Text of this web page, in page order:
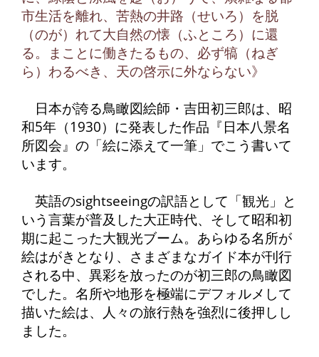
市生活を離れ、苦熱の井路（せいろ）を脱
（のが）れて大自然の懐（ふところ）に還
る。まことに働きたるもの、必ず犒（ねぎ
ら）わるべき、天の啓示に外ならない》
日本が誇る鳥瞰図絵師・吉田初三郎は、昭
和5年（1930）に発表した作品『日本八景名
所図会』の「絵に添えて一筆」でこう書いて
います。
英語のsightseeingの訳語として「観光」と
いう言葉が普及した大正時代、そして昭和初
期に起こった大観光ブーム。あらゆる名所が
絵はがきとなり、さまざまなガイド本が刊行
される中、異彩を放ったのが初三郎の鳥瞰図
でした。名所や地形を極端にデフォルメして
描いた絵は、人々の旅行熱を強烈に後押しし
ました。